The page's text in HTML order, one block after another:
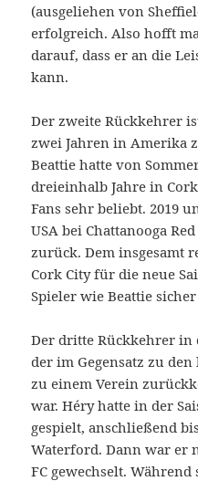
(ausgeliehen von
erfolgreich. Also hofft
darauf, dass er an die
kann.
Der zweite Rückkehrer
zwei Jahren in Amerika
Beattie hatte von
dreieinhalb Jahre in
Fans sehr beliebt. 2019
USA bei Chattanooga
zurück. Dem insgesamt
Cork City für die neue
Spieler wie Beattie
Der dritte Rückkehrer in
der im Gegensatz zu
zu einem Verein
war. Héry hatte in der
gespielt, anschließend
Waterford. Dann war er
FC gewechselt.